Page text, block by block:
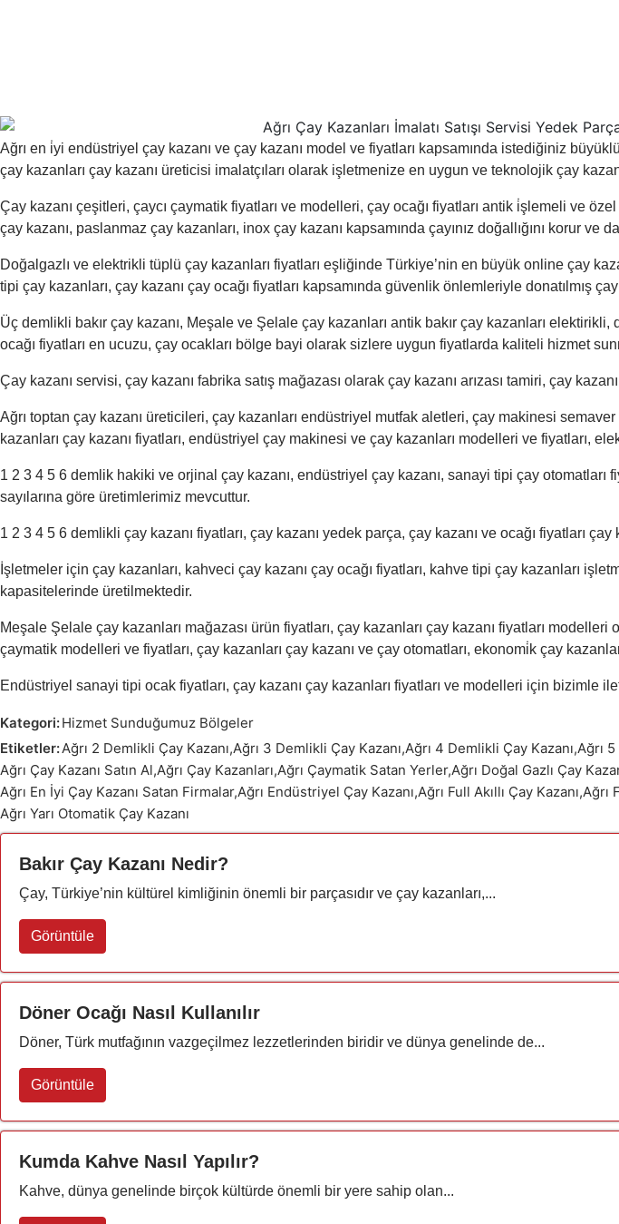
Ağrı en i̇yi endüstriyel çay kazanı ve çay kazanı model ve fiyatları kapsamında istediğiniz
çay kazanları çay kazanı üreticisi imalatçıları olarak işletmenize en uygun ve teknolojik çay
Çay kazanı çeşitleri, çaycı çaymatik fiyatları ve modelleri, çay ocağı fiyatları antik i̇şlemeli ve
çay kazanı, paslanmaz çay kazanları, inox çay kazanı kapsamında çayınız doğallığını korur ve
Doğalgazlı ve elektrikli tüplü çay kazanları fiyatları eşliğinde Türkiye’nin en büyük online çay
tipi çay kazanları, çay kazanı çay ocağı fiyatları kapsamında güvenlik önlemleriyle donatılmış
Üç demlikli bakır çay kazanı, Meşale ve Şelale çay kazanları antik bakır çay kazanları
ocağı fiyatları en ucuzu, çay ocakları bölge bayi olarak sizlere uygun fiyatlarda kaliteli hizmet
Çay kazanı servisi, çay kazanı fabrika satış mağazası olarak çay kazanı arızası tamiri, çay
Ağrı toptan çay kazanı üreticileri, çay kazanları endüstriyel mutfak aletleri, çay makinesi
kazanları çay kazanı fiyatları, endüstriyel çay makinesi ve çay kazanları modelleri ve fiyatları,
1 2 3 4 5 6 demlik hakiki ve orjinal çay kazanı, endüstriyel çay kazanı, sanayi tipi çay
sayılarına göre üretimlerimiz mevcuttur.
1 2 3 4 5 6 demlikli çay kazanı fiyatları, çay kazanı yedek parça, çay kazanı ve ocağı fiyatları
İşletmeler için çay kazanları, kahveci çay kazanı çay ocağı fiyatları, kahve tipi çay kazanları
kapasitelerinde üretilmektedir.
Meşale Şelale çay kazanları mağazası ürün fiyatları, çay kazanları çay kazanı fiyatları
çaymatik modelleri ve fiyatları, çay kazanları çay kazanı ve çay otomatları, ekonomi̇k çay
Endüstriyel sanayi tipi ocak fiyatları, çay kazanı çay kazanları fiyatları ve modelleri için bizimle
Kategori:Hizmet Sunduğumuz Bölgeler
Etiketler:Ağrı 2 Demlikli Çay Kazanı,Ağrı 3 Demlikli Çay Kazanı,Ağrı 4 Demlikli Çay Kazanı,Ağrı
Ağrı Çay Kazanı Satın Al,Ağrı Çay Kazanları,Ağrı Çaymatik Satan Yerler,Ağrı Doğal Gazlı Çay
Ağrı En İyi Çay Kazanı Satan Firmalar,Ağrı Endüstriyel Çay Kazanı,Ağrı Full Akıllı Çay Kazanı,Ağrı
Ağrı Yarı Otomatik Çay Kazanı
Bakır Çay Kazanı Nedir?
Çay, Türkiye’nin kültürel kimliğinin önemli bir parçasıdır ve çay kazanları,...
Görüntüle
Döner Ocağı Nasıl Kullanılır
Döner, Türk mutfağının vazgeçilmez lezzetlerinden biridir ve dünya genelinde de...
Görüntüle
Kumda Kahve Nasıl Yapılır?
Kahve, dünya genelinde birçok kültürde önemli bir yere sahip olan...